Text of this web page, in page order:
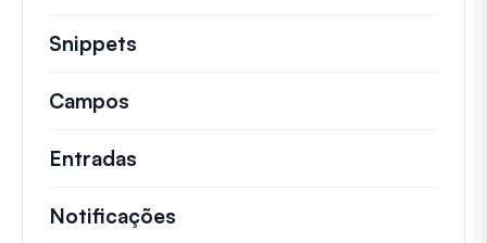
Snippets
Campos
Entradas
Notificações